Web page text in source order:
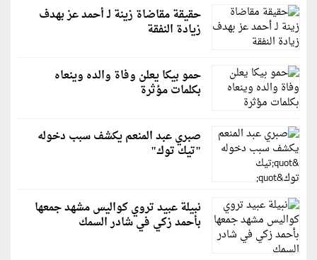
حقيقة مقاضاة زينة لـ أحمد عز بهدف
زيادة النفقة
حمو بيكا يعلن وفاة والده وينعاه
بكلمات مؤثرة
صبري عبد المنعم يكشف سبب دخوله
"تيك توك"
نبيلة عبيد تروي كواليس مشهد جمعها
بأحمد زكي في شادر السمك